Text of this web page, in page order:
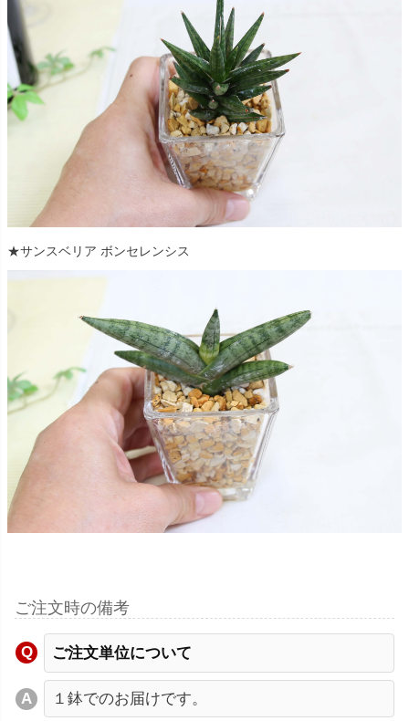
★サンスベリア ボンセレンシス
ご注文時の備考
ご注文単位について
１鉢でのお届けです。